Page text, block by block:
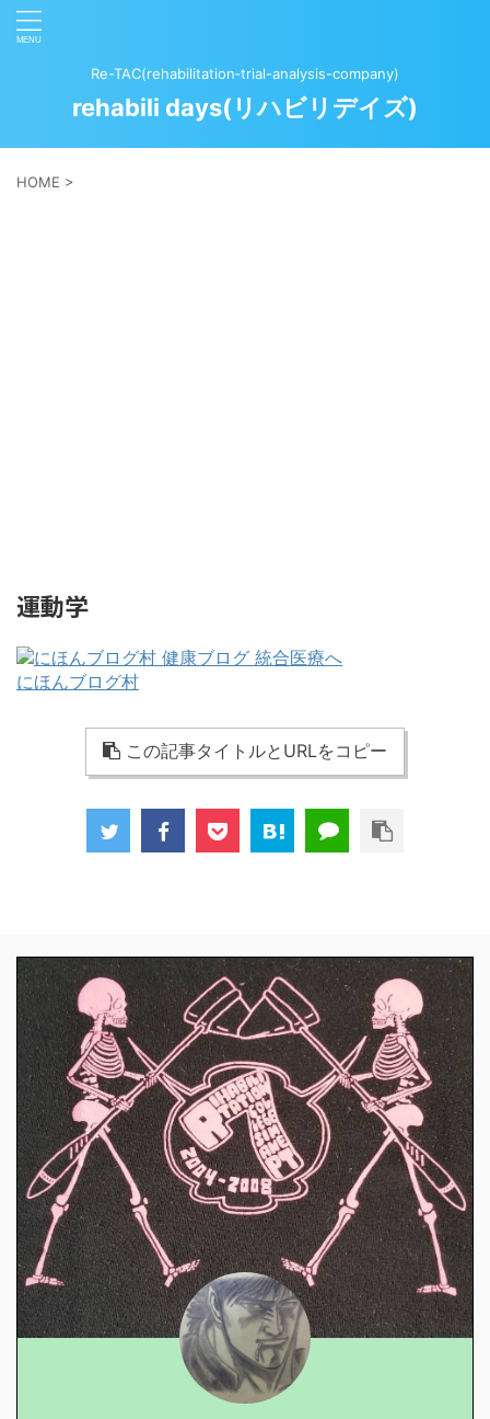
Re-TAC(rehabilitation‐trial-analysis-company)
rehabili days(リハビリデイズ)
HOME >
運動学
にほんブログ村
この記事タイトルとURLをコピー